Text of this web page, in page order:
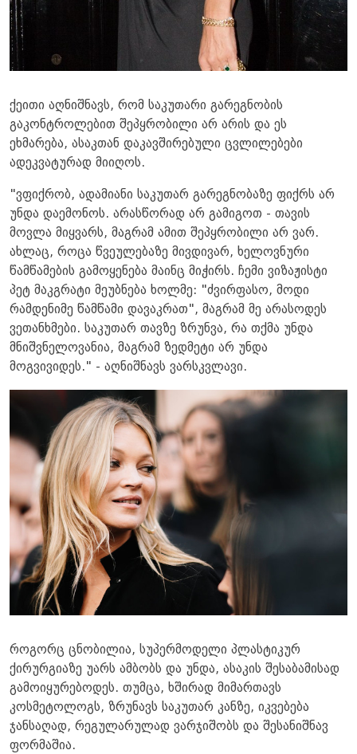
ქეითი აღნიშნავს, რომ საკუთარი გარეგნობის
გაკონტროლებით შეპყრობილი არ არის და ეს
ეხმარება, ასაკთან დაკავშირებული ცვლილებები
ადეკვატურად მიიღოს.
"ვფიქრობ, ადამიანი საკუთარ გარეგნობაზე ფიქრს არ
უნდა დაემონოს. არასწორად არ გამიგოთ - თავის
მოვლა მიყვარს, მაგრამ ამით შეპყრობილი არ ვარ.
ახლაც, როცა წვეულებაზე მივდივარ, ხელოვნური
წამწამების გამოყენება მაინც მიჭირს. ჩემი ვიზაჟისტი
პეტ მაკგრატი მეუბნება ხოლმე: "ძვირფასო, მოდი
რამდენიმე წამწამი დავაკრათ", მაგრამ მე არასოდეს
ვეთანხმები. საკუთარ თავზე ზრუნვა, რა თქმა უნდა
მნიშვნელოვანია, მაგრამ ზედმეტი არ უნდა
მოგვივიდეს." - აღნიშნავს ვარსკვლავი.
როგორც ცნობილია, სუპერმოდელი პლასტიკურ
ქირურგიაზე უარს ამბობს და უნდა, ასაკის შესაბამისად
გამოიყურებოდეს. თუმცა, ხშირად მიმართავს
კოსმეტოლოგს, ზრუნავს საკუთარ კანზე, იკვებება
ჯანსაღად, რეგულარულად ვარჯიშობს და შესანიშნავ
ფორმაშია.